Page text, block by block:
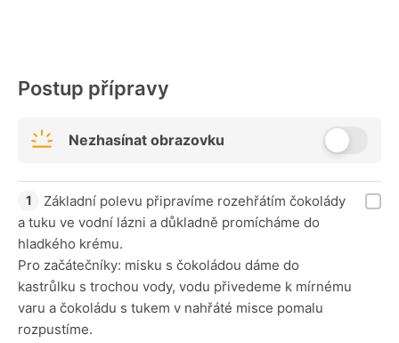
Postup přípravy
Nezhasínat obrazovku
Základní polevu připravíme rozehřátím čokolády
a tuku ve vodní lázni a důkladně promícháme do
hladkého krému.
Pro začátečníky: misku s čokoládou dáme do
kastrůlku s trochou vody, vodu přivedeme k mírnému
varu a čokoládu s tukem v nahřáté misce pomalu
rozpustíme.